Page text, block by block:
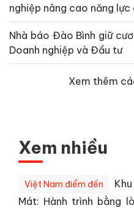
nghiệp nâng cao năng lực
Nhà báo Đào Bình giữ
Doanh nghiệp và Đầu tư
Xem thêm
Xem nhiều
Việt Nam điểm đến
Mát: Hành trình bằng